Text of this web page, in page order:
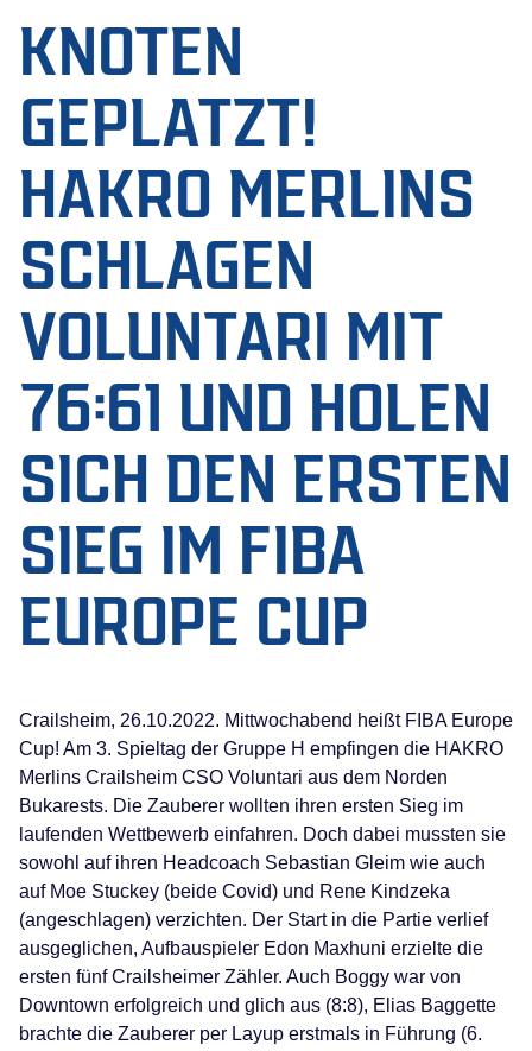
KNOTEN
GEPLATZT!
HAKRO MERLINS
SCHLAGEN
VOLUNTARI MIT
76:61 UND HOLEN
SICH DEN ERSTEN
SIEG IM FIBA
EUROPE CUP
Crailsheim, 26.10.2022. Mittwochabend heißt FIBA Europe
Cup! Am 3. Spieltag der Gruppe H empfingen die HAKRO
Merlins Crailsheim CSO Voluntari aus dem Norden
Bukarests. Die Zauberer wollten ihren ersten Sieg im
laufenden Wettbewerb einfahren. Doch dabei mussten sie
sowohl auf ihren Headcoach Sebastian Gleim wie auch
auf Moe Stuckey (beide Covid) und Rene Kindzeka
(angeschlagen) verzichten. Der Start in die Partie verlief
ausgeglichen, Aufbauspieler Edon Maxhuni erzielte die
ersten fünf Crailsheimer Zähler. Auch Boggy war von
Downtown erfolgreich und glich aus (8:8), Elias Baggette
brachte die Zauberer per Layup erstmals in Führung (6.